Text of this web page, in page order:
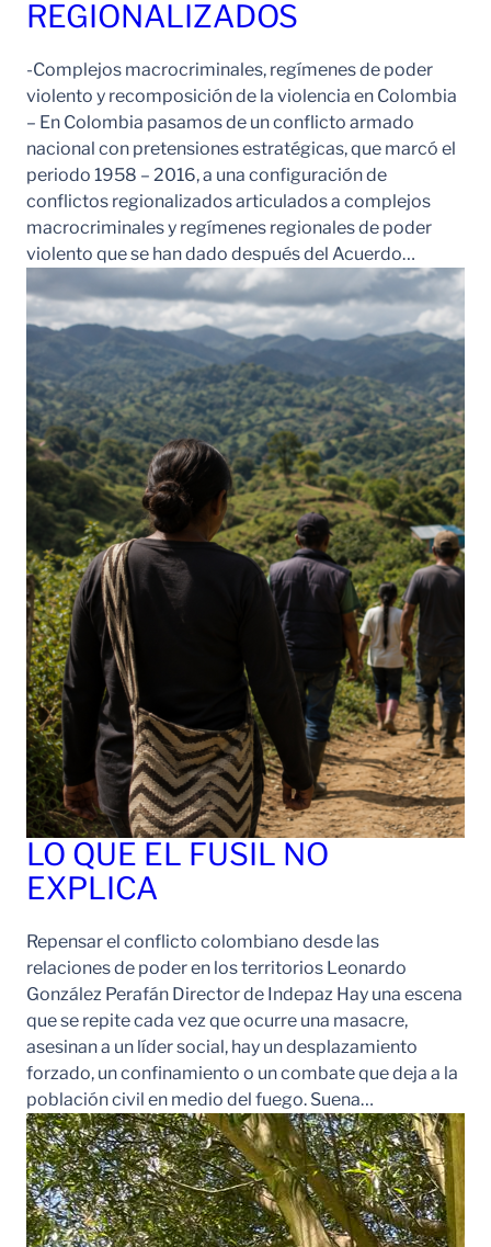
REGIONALIZADOS
-Complejos macrocriminales, regímenes de poder
violento y recomposición de la violencia en Colombia
– En Colombia pasamos de un conflicto armado
nacional con pretensiones estratégicas, que marcó el
periodo 1958 – 2016, a una configuración de
conflictos regionalizados articulados a complejos
macrocriminales y regímenes regionales de poder
violento que se han dado después del Acuerdo…
LO QUE EL FUSIL NO
EXPLICA
Repensar el conflicto colombiano desde las
relaciones de poder en los territorios Leonardo
González Perafán Director de Indepaz Hay una escena
que se repite cada vez que ocurre una masacre,
asesinan a un líder social, hay un desplazamiento
forzado, un confinamiento o un combate que deja a la
población civil en medio del fuego. Suena…